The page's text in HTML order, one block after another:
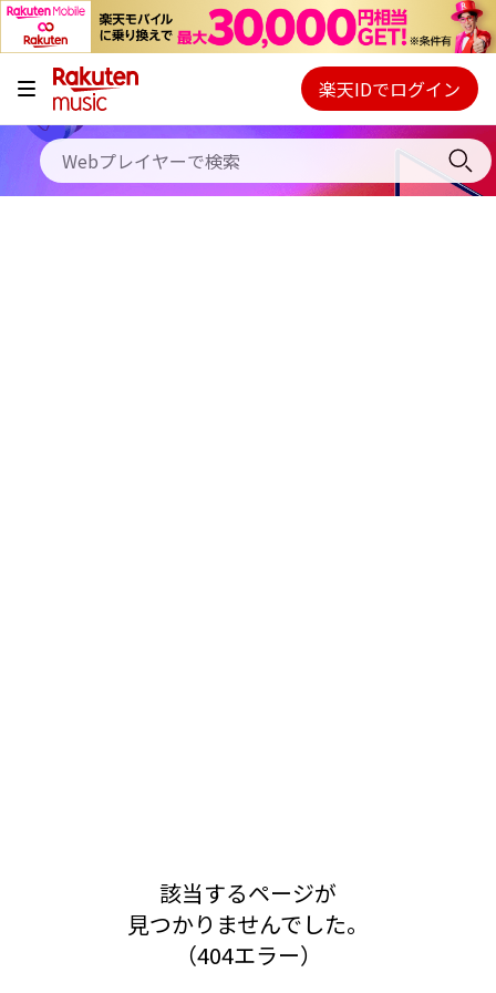
キャンペーン
料金プラン
使い方
Webプレイヤー
ご契約内容の確認・変更
楽天IDでログイン
該当するページが
見つかりませんでした。
（404エラー）